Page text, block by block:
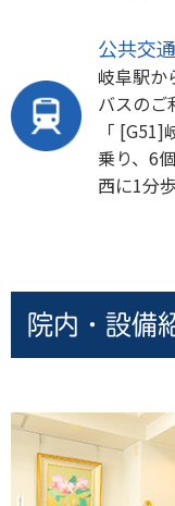
公共交
岐阜駅か
バスのご
「
乗り、6
西に1分
院内・設備